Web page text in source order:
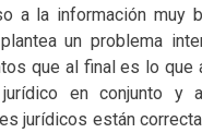
a la información muy
un problema
que al final es lo que
en conjunto y
jurídicos están